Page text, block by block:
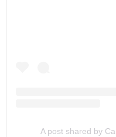
A post shared by